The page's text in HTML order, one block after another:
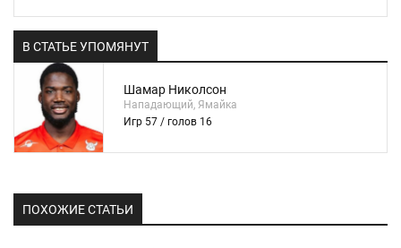
В СТАТЬЕ УПОМЯНУТ
Шамар Николсон
Нападающий, Ямайка
Игр 57 / голов 16
ПОХОЖИЕ СТАТЬИ